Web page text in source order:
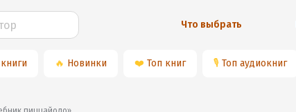
Что выбрать
🔥 Новинки ❤️ Топ книг 🎙 Топ аудиокниг